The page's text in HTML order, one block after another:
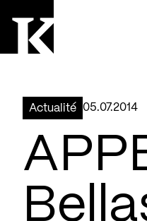
Actualité 05.07.2014